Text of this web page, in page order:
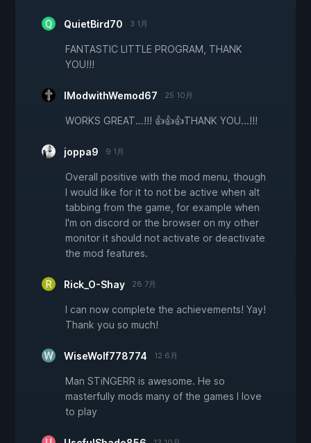
QuietBird70 3 1月
FANTASTIC LITTLE PROGRAM, THANK
YOU!!!
IModwithWemod67 25 10月
WORKS GREAT...!!! 👍👍👍THANK YOU...!!!
joppa9 9 1月
Overall positive with the mod menu, though
I would like for it to not be active when alt
tabbing from the game, for example when
I'm on discord or the browser on my other
monitor it should not activate or deactivate
the mod features.
Rick_O-Shay 28 7月
I can now complete the achievements! Yay!
Thank you so much!
WiseWolf778774 12 6月
Man STiNGERR is awesome. He so
masterfully mods many of the games I love
to play